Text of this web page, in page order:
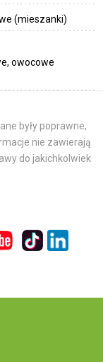
(mieszanki)
owocowe
były poprawne,
nie zawierają
do jakichkolwiek